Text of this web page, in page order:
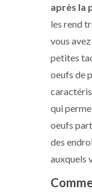
après la
les rend
vous
petites
oeufs de
qui
oeufs
des
auxquels